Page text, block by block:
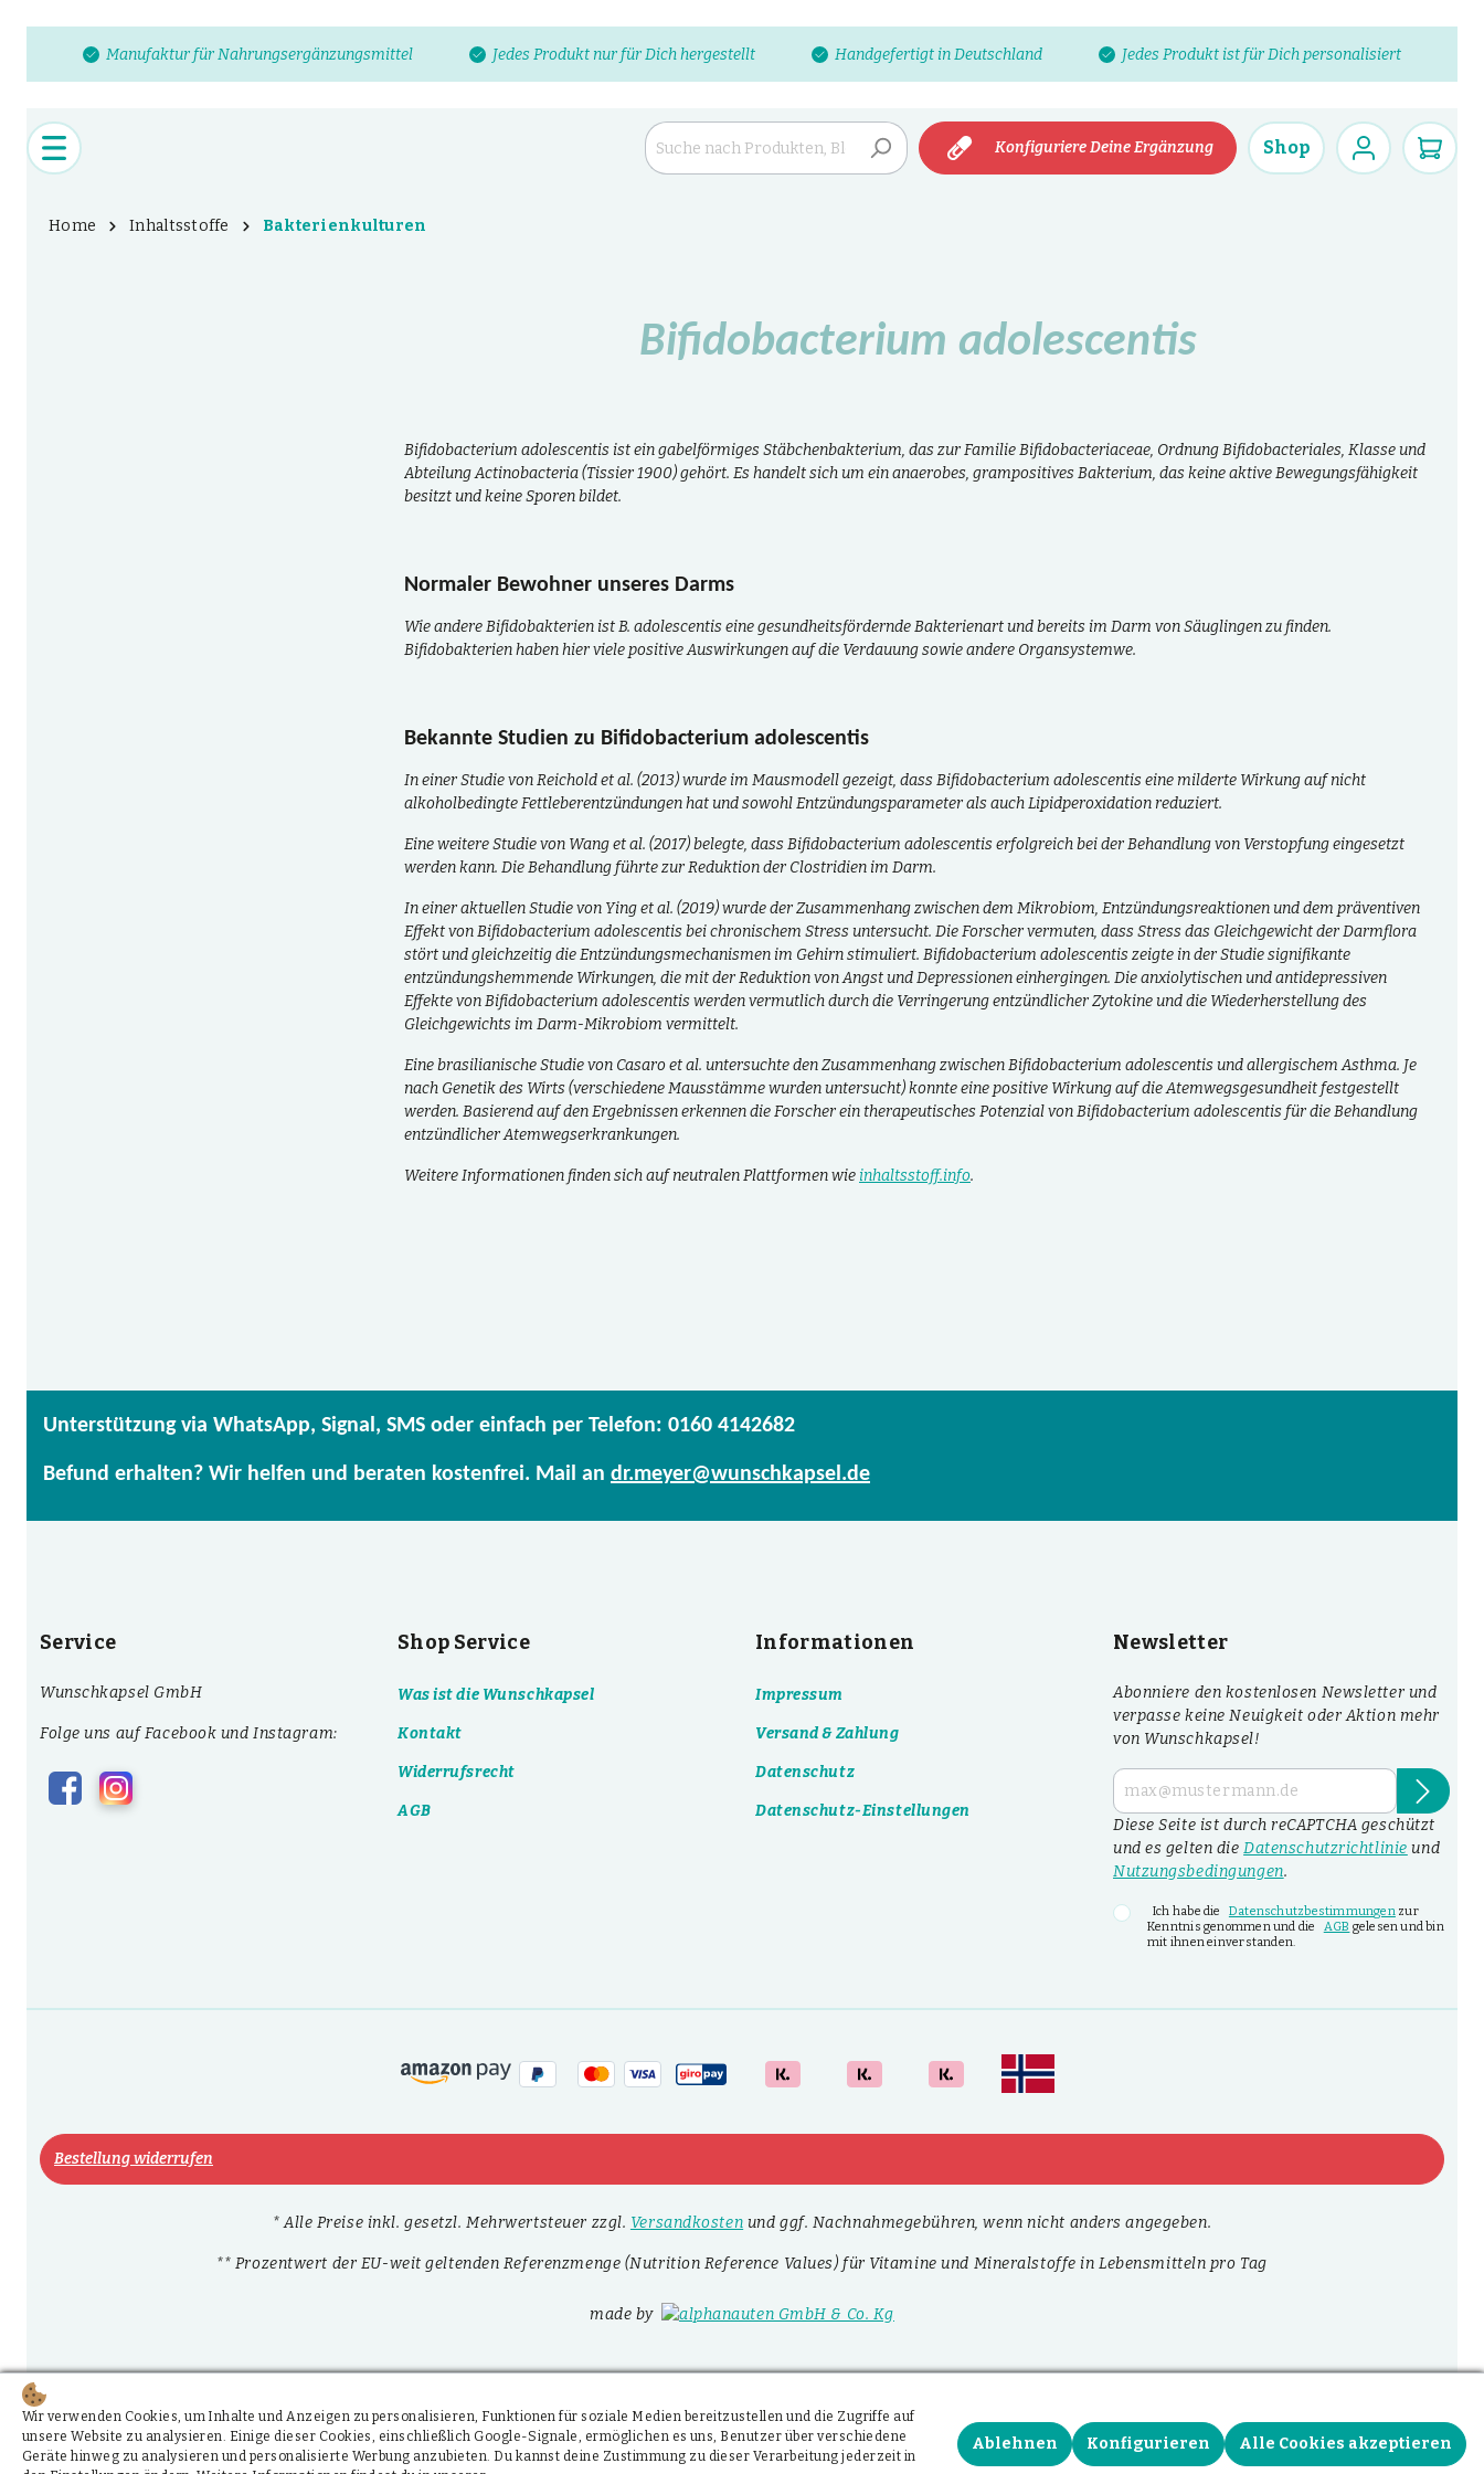
Manufaktur für Nahrungsergänzungsmittel Jedes Produkt nur für Dich hergestellt Handgefertigt in Deutschland Jedes Produkt ist für Dich personalisiert
Konfiguriere Deine Ergänzung Shop
Home Inhaltsstoffe Bakterienkulturen
Bifidobacterium adolescentis
Bifidobacterium adolescentis ist ein gabelförmiges Stäbchenbakterium, das zur Familie Bifidobacteriaceae, Ordnung Bifidobacteriales, Klasse und
Abteilung Actinobacteria (Tissier 1900) gehört. Es handelt sich um ein anaerobes, grampositives Bakterium, das keine aktive Bewegungsfähigkeit
besitzt und keine Sporen bildet.
Normaler Bewohner unseres Darms
Wie andere Bifidobakterien ist B. adolescentis eine gesundheitsfördernde Bakterienart und bereits im Darm von Säuglingen zu finden.
Bifidobakterien haben hier viele positive Auswirkungen auf die Verdauung sowie andere Organsystemwe.
Bekannte Studien zu Bifidobacterium adolescentis
In einer Studie von Reichold et al. (2013) wurde im Mausmodell gezeigt, dass Bifidobacterium adolescentis eine milderte Wirkung auf nicht
alkoholbedingte Fettleberentzündungen hat und sowohl Entzündungsparameter als auch Lipidperoxidation reduziert.
Eine weitere Studie von Wang et al. (2017) belegte, dass Bifidobacterium adolescentis erfolgreich bei der Behandlung von Verstopfung eingesetzt
werden kann. Die Behandlung führte zur Reduktion der Clostridien im Darm.
In einer aktuellen Studie von Ying et al. (2019) wurde der Zusammenhang zwischen dem Mikrobiom, Entzündungsreaktionen und dem präventiven
Effekt von Bifidobacterium adolescentis bei chronischem Stress untersucht. Die Forscher vermuten, dass Stress das Gleichgewicht der Darmflora
stört und gleichzeitig die Entzündungsmechanismen im Gehirn stimuliert. Bifidobacterium adolescentis zeigte in der Studie signifikante
entzündungshemmende Wirkungen, die mit der Reduktion von Angst und Depressionen einhergingen. Die anxiolytischen und antidepressiven
Effekte von Bifidobacterium adolescentis werden vermutlich durch die Verringerung entzündlicher Zytokine und die Wiederherstellung des
Gleichgewichts im Darm-Mikrobiom vermittelt.
Eine brasilianische Studie von Casaro et al. untersuchte den Zusammenhang zwischen Bifidobacterium adolescentis und allergischem Asthma. Je
nach Genetik des Wirts (verschiedene Mausstämme wurden untersucht) konnte eine positive Wirkung auf die Atemwegsgesundheit festgestellt
werden. Basierend auf den Ergebnissen erkennen die Forscher ein therapeutisches Potenzial von Bifidobacterium adolescentis für die Behandlung
entzündlicher Atemwegserkrankungen.
Weitere Informationen finden sich auf neutralen Plattformen wie inhaltsstoff.info.
Unterstützung via WhatsApp, Signal, SMS oder einfach per Telefon: 0160 4142682
Befund erhalten? Wir helfen und beraten kostenfrei. Mail an dr.meyer@wunschkapsel.de
Service
Wunschkapsel GmbH
Folge uns auf Facebook und Instagram:
Shop Service
Was ist die Wunschkapsel
Kontakt
Widerrufsrecht
AGB
Informationen
Impressum
Versand & Zahlung
Datenschutz
Datenschutz-Einstellungen
Newsletter
Abonniere den kostenlosen Newsletter und
verpasse keine Neuigkeit oder Aktion mehr
von Wunschkapsel!
Diese Seite ist durch reCAPTCHA geschützt
und es gelten dieDatenschutzrichtlinie und
Nutzungsbedingungen.
Ich habe die Datenschutzbestimmungenzur
Kenntnis genommen und die
AGB gelesen und bin
mit ihnen einverstanden.
Bestellung widerrufen
* Alle Preise inkl. gesetzl. Mehrwertsteuer zzgl. Versandkosten und ggf. Nachnahmegebühren, wenn nicht anders angegeben.
** Prozentwert der EU-weit geltenden Referenzmenge (Nutrition Reference Values) für Vitamine und Mineralstoffe in Lebensmitteln pro Tag
made by
Wir verwenden Cookies, um Inhalte und Anzeigen zu personalisieren, Funktionen für soziale Medien bereitzustellen und die Zugriffe auf
unsere Website zu analysieren. Einige dieser Cookies, einschließlich Google-Signale, ermöglichen es uns, Benutzer über verschiedene
Geräte hinweg zu analysieren und personalisierte Werbung anzubieten. Du kannst deine Zustimmung zu dieser Verarbeitung jederzeit in
Ablehnen Konfigurieren Alle Cookies akzeptieren